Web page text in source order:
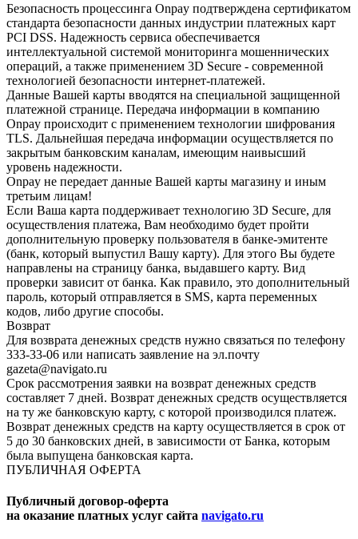
Безопасность процессинга Onpay подтверждена сертификатом
стандарта безопасности данных индустрии платежных карт
PCI DSS. Надежность сервиса обеспечивается
интеллектуальной системой мониторинга мошеннических
операций, а также применением 3D Secure - современной
технологией безопасности интернет-платежей.
Данные Вашей карты вводятся на специальной защищенной
платежной странице. Передача информации в компанию
Onpay происходит с применением технологии шифрования
TLS. Дальнейшая передача информации осуществляется по
закрытым банковским каналам, имеющим наивысший
уровень надежности.
Onpay не передает данные Вашей карты магазину и иным
третьим лицам!
Если Ваша карта поддерживает технологию 3D Secure, для
осуществления платежа, Вам необходимо будет пройти
дополнительную проверку пользователя в банке-эмитенте
(банк, который выпустил Вашу карту). Для этого Вы будете
направлены на страницу банка, выдавшего карту. Вид
проверки зависит от банка. Как правило, это дополнительный
пароль, который отправляется в SMS, карта переменных
кодов, либо другие способы.
Возврат
Для возврата денежных средств нужно связаться по телефону
333-33-06 или написать заявление на эл.почту
gazeta@navigato.ru
Срок рассмотрения заявки на возврат денежных средств
составляет 7 дней. Возврат денежных средств осуществляется
на ту же банковскую карту, с которой производился платеж.
Возврат денежных средств на карту осуществляется в срок от
5 до 30 банковских дней, в зависимости от Банка, которым
была выпущена банковская карта.
ПУБЛИЧНАЯ ОФЕРТА
Публичный договор-оферта
на оказание платных услуг сайта navigato.ru